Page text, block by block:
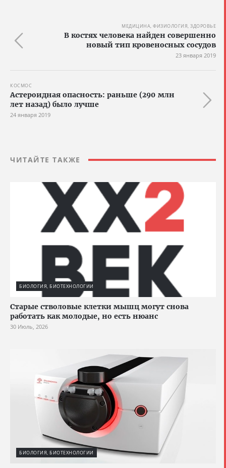
МЕДИЦИНА, ФИЗИОЛОГИЯ, ЗДОРОВЬЕ
В костях человека найден совершенно
новый тип кровеносных сосудов
23 января 2019
КОСМОС
Астероидная опасность: раньше (290 млн
лет назад) было лучше
24 января 2019
ЧИТАЙТЕ ТАКЖЕ
БИОЛОГИЯ, БИОТЕХНОЛОГИИ
Старые стволовые клетки мышц могут снова
работать как молодые, но есть нюанс
30 Июль, 2026
БИОЛОГИЯ, БИОТЕХНОЛОГИИ